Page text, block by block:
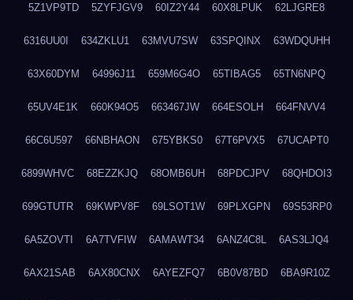
5Z1VP9TD 5ZYFJGV9 60IZ2Y44 60X8LPUK 62LJGRE8
6316UU0I 634ZKLU1 63MVU7SW 63SPQINX 63WDQUHH
63X60DYM 64996J11 659M6G4O 65TIBAG5 65TN6NPQ
65UV4E1K 660K94O5 663467JW 664ESOLH 664FNVV4
66C6U597 66NBHAON 675YBKS0 67T6PVX5 67UCAPT0
6899WHVC 68EZZKJQ 68OMB6UH 68PDCJPV 68QHDOI3
699GTUTR 69KWPV8F 69LSOT1W 69PLXGPN 69S53RP0
6A5ZOVTI 6A7TVFIW 6AMAWT34 6ANZ4C8L 6AS3LJQ4
6AX21SAB 6AX80CNX 6AYEZFQ7 6B0V87BD 6BA9R10Z